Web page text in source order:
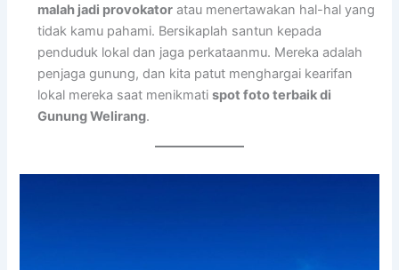
malah jadi provokator atau menertawakan hal-hal yang
tidak kamu pahami. Bersikaplah santun kepada
penduduk lokal dan jaga perkataanmu. Mereka adalah
penjaga gunung, dan kita patut menghargai kearifan
lokal mereka saat menikmatispot foto terbaik di
Gunung Welirang.